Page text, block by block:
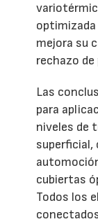
optimizada
mejora su
rechazo
Las
para
niveles de
superficial,
cubiertas
Todos los